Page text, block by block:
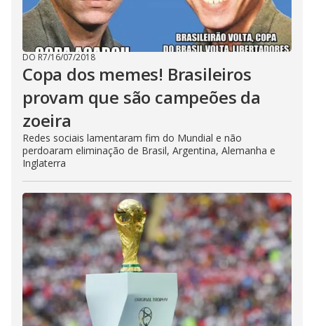
DO R7/16/07/2018
Copa dos memes! Brasileiros
provam que são campeões da
zoeira
Redes sociais lamentaram fim do Mundial e não
perdoaram eliminação de Brasil, Argentina, Alemanha e
Inglaterra